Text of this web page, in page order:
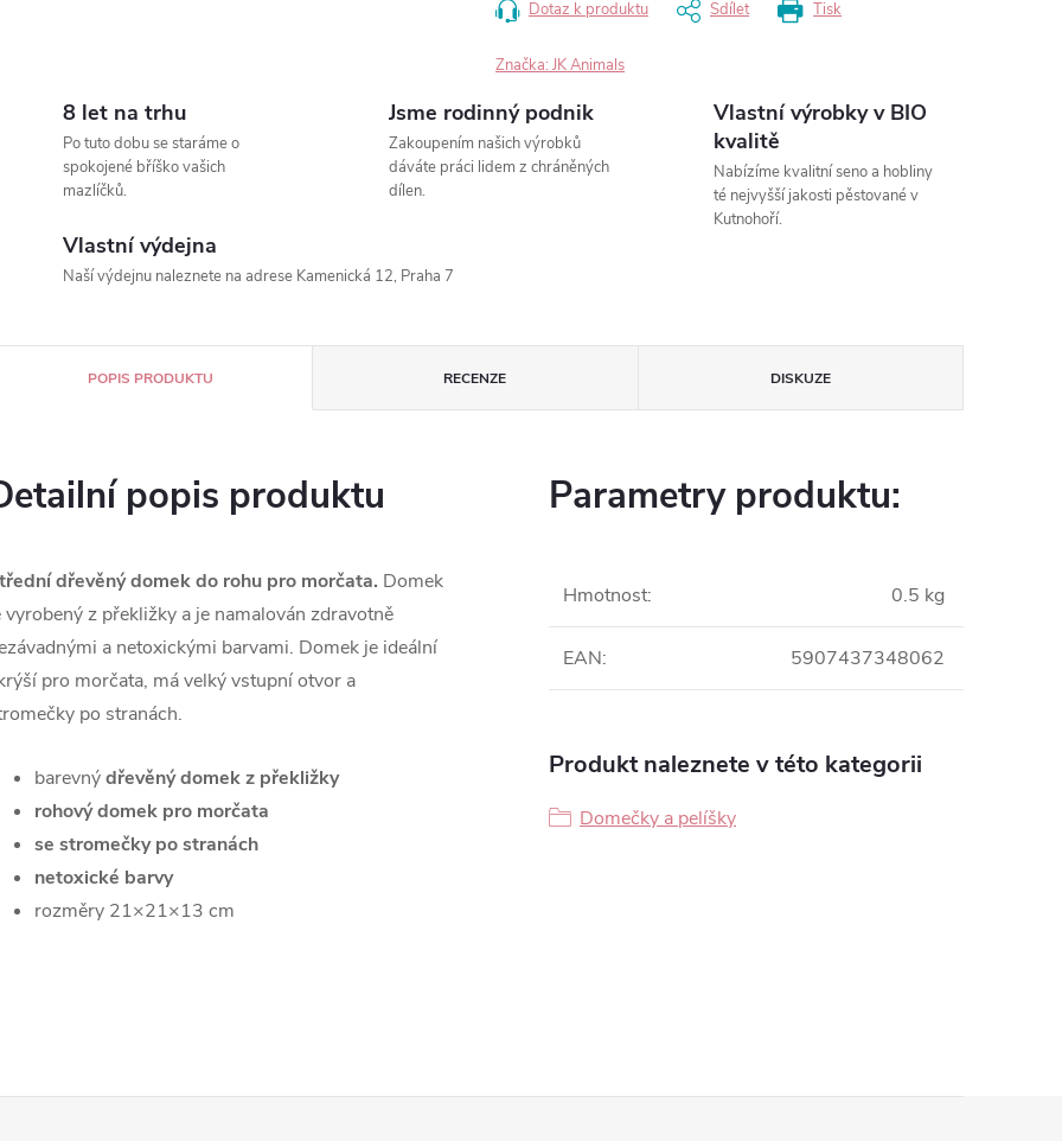
Tisk
Dotaz k produktu Sdílet
Značka: JK Animals
8 let na trhu
Po tuto dobu se staráme o
spokojené bříško vašich
mazlíčků.
Jsme rodinný podnik
Zakoupením našich výrobků
dáváte práci lidem z chráněných
dílen.
Vlastní výrobky v BIO
kvalitě
Nabízíme kvalitní seno a hobliny
té nejvyšší jakosti pěstované v
Kutnohoří.
Vlastní výdejna
Naší výdejnu naleznete na adrese Kamenická 12, Praha 7
POPIS PRODUKTU RECENZE DISKUZE
popis produktu
dřevěný domek do rohu pro morčata. Domek
vyrobený z překližky a je namalován zdravotně
a netoxickými barvami. Domek je ideální
pro morčata, má velký vstupní otvor a
po stranách.
barevnýdřevěný domek z překližky
rohový domek pro morčata
se stromečky po stranách
netoxické barvy
rozměry 21×21×13 cm
Parametry produktu:
Hmotnost: 0.5 kg
EAN: 5907437348062
Produkt naleznete v této kategorii
Domečky a pelíšky